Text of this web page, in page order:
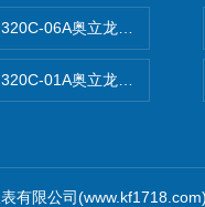
320C-06A奥立龙实验室便携
320C-01A奥立龙实验室便携
有限公司